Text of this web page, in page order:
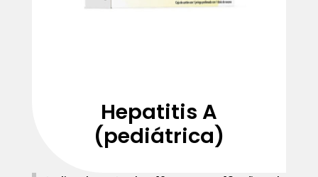
Hepatitis A
(pediátrica)